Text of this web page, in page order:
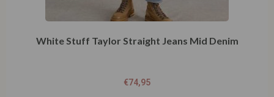
White Stuff Taylor Straight Jeans Mid Denim
€74,95